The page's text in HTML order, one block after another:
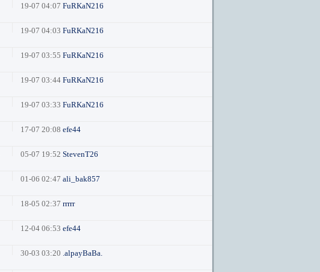
19-07 04:07 FuRKaN216
19-07 04:03 FuRKaN216
19-07 03:55 FuRKaN216
19-07 03:44 FuRKaN216
19-07 03:33 FuRKaN216
17-07 20:08 efe44
05-07 19:52 StevenT26
01-06 02:47 ali_bak857
18-05 02:37 rrrrr
12-04 06:53 efe44
30-03 03:20 .alpayBaBa.